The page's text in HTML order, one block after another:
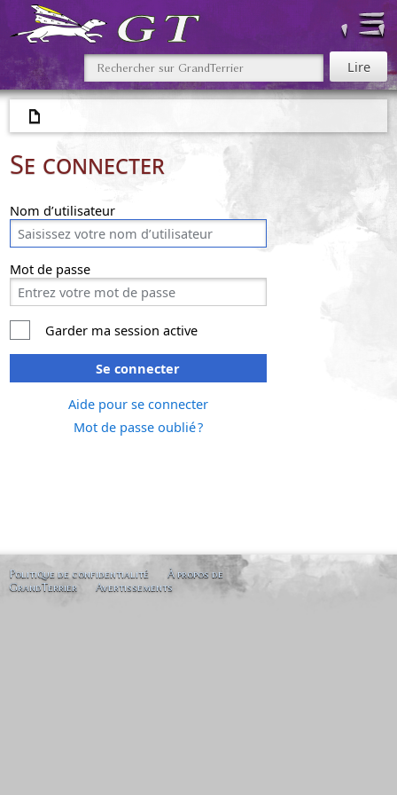
Se connecter
Nom d’utilisateur
Mot de passe
Garder ma session active
Se connecter
Aide pour se connecter
Mot de passe oublié ?
Politique de confidentialité
À propos de
GrandTerrier
Avertissements